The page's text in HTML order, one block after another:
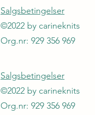
Salgsbetingelser
©2022 by carineknits
Org.nr: 929 356 969
Salgsbetingelser
©2022 by carineknits
Org.nr: 929 356 969